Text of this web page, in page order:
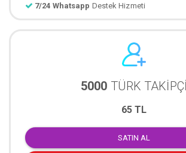
7/24 Whatsapp Destek
5000 TÜRK TAKİPÇİ
65 TL
SATIN AL